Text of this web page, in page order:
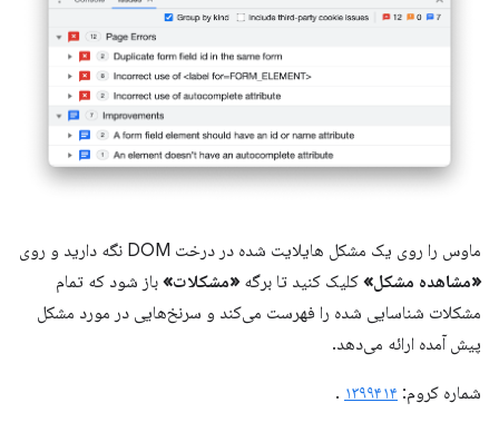
ماوس را روی یک مشکل هایلایت شده در درخت DOM نگه دارید و روی
«مشاهده مشکل» کلیک کنید تا برگه «مشکلات» باز شود که تمام
مشکلات شناسایی شده را فهرست می‌کند و سرنخ‌هایی در مورد مشکل
پیش آمده ارائه می‌دهد.
شماره کروم: ۱۳۹۹۴۱۴ .